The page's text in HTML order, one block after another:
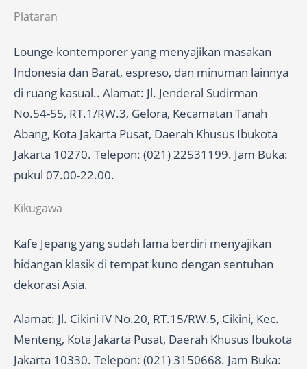
Plataran
Lounge kontemporer yang menyajikan masakan
Indonesia dan Barat, espreso, dan minuman lainnya
di ruang kasual.. Alamat: Jl. Jenderal Sudirman
No.54-55, RT.1/RW.3, Gelora, Kecamatan Tanah
Abang, Kota Jakarta Pusat, Daerah Khusus Ibukota
Jakarta 10270. Telepon: (021) 22531199. Jam Buka:
pukul 07.00-22.00.
Kikugawa
Kafe Jepang yang sudah lama berdiri menyajikan
hidangan klasik di tempat kuno dengan sentuhan
dekorasi Asia.
Alamat: Jl. Cikini IV No.20, RT.15/RW.5, Cikini, Kec.
Menteng, Kota Jakarta Pusat, Daerah Khusus Ibukota
Jakarta 10330. Telepon: (021) 3150668. Jam Buka: